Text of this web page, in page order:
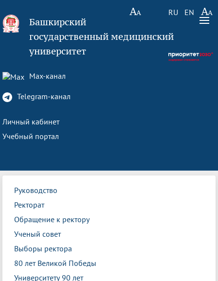
RU EN
Башкирский
государственный медицинский
университет
Max-канал
Telegram-канал
Личный кабинет
Учебный портал
Руководство
Ректорат
Обращение к ректору
Ученый совет
Выборы ректора
80 лет Великой Победы
Университету 90 лет